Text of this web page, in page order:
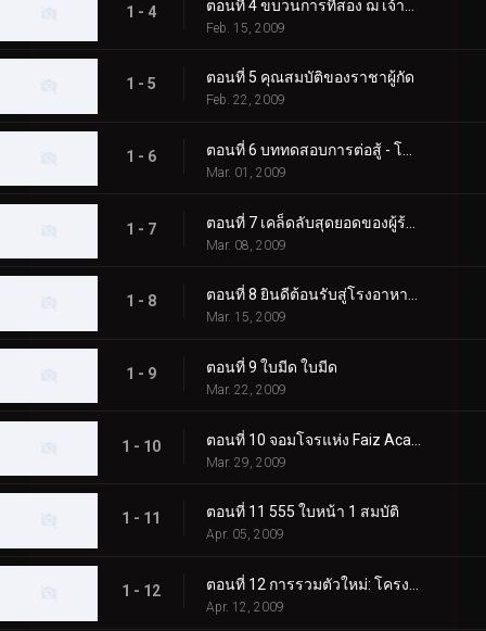
1 - 4
Feb. 15, 2009
1 - 5 ตอนที่ 5 คุณสมบัติของราชาผู้กัด
Feb. 22, 2009
1 - 6
Mar. 01, 2009
1 - 7
Mar. 08, 2009
1 - 8 ตอนที่ 8 ยินดีต้อนรับสู่โรงอาหาร Blade
Mar. 15, 2009
1 - 9 ตอนที่ 9 ใบมีด ใบมีด
Mar. 22, 2009
1 - 10
Mar. 29, 2009
1 - 11 ตอนที่ 11 555 ใบหน้า 1 สมบัติ
Apr. 05, 2009
1 - 12
Apr. 12, 2009